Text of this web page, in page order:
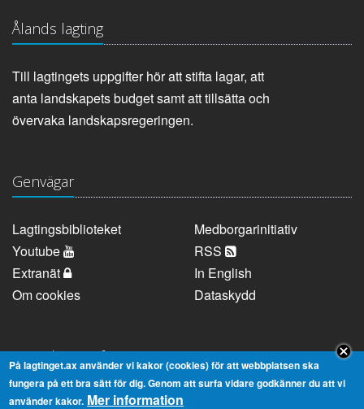
Ålands lagting
Till lagtingets uppgifter hör att stifta lagar, att
anta landskapets budget samt att tillsätta och
övervaka landskapsregeringen.
Genvägar
Lagtingsbiblioteket
Medborgarinitiativ
Youtube
RSS
Extranät
In English
Om cookies
Dataskydd
Kontaktuppgifter
Strandgatan 37, AX-22100 Mariehamn
På lagtinget.ax använder vi kakor (cookies) för att webbplatsen ska
fungera på ett bra sätt för dig. Genom att surfa vidare godkänner du att vi
använder kakor. Mer information